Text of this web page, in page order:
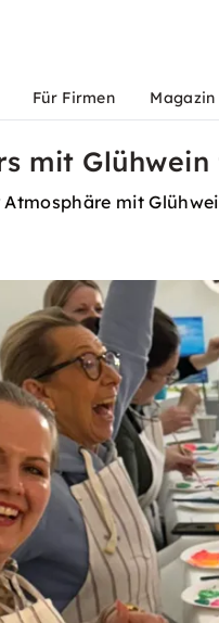
Für Firmen Magazin
mit Glühwein
mit